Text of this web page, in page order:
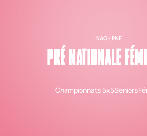
NAQ - PNF
PRÉ NATIONALE
Championnats 5x5Seniors